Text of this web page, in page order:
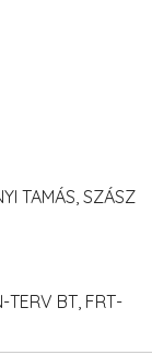
TAMÁS, SZÁSZ
TERV BT, FRT-